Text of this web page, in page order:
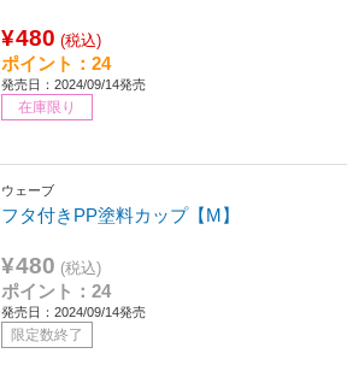
¥480 (税込)
ポイント：24
発売日：2024/09/14発売
在庫限り
ウェーブ
フタ付きPP塗料カップ【M】
¥480 (税込)
ポイント：24
発売日：2024/09/14発売
限定数終了